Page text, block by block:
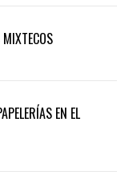
EN EL